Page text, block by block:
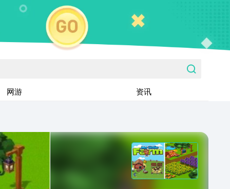
网游 资讯